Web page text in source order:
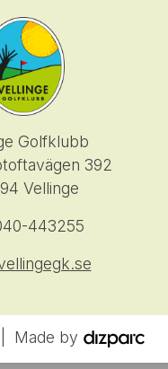
Golfklubb
392
Vellinge
443255
| Made by